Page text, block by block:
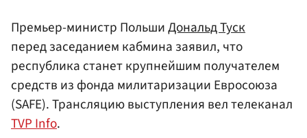
Премьер-министр ПольшиДональд Туск
перед заседанием кабмина заявил, что
республика станет крупнейшим получателем
средств из фонда милитаризации Евросоюза
(SAFE). Трансляцию выступления вел телеканал
TVP Info.